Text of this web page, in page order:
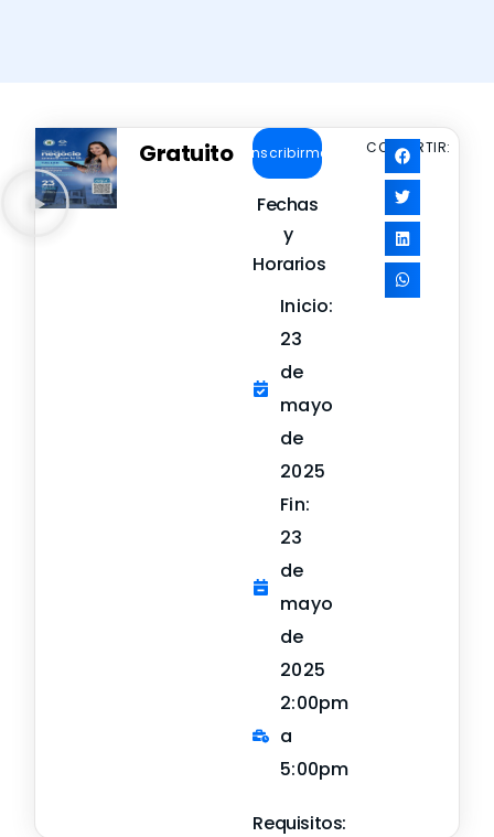
Gratuito Inscribirme
Fechas
y
Horarios
Inicio:
23
de
mayo
de
2025
Fin:
23
de
mayo
de
2025
2:00pm
a
5:00pm
Requisitos:
COMPARTIR: